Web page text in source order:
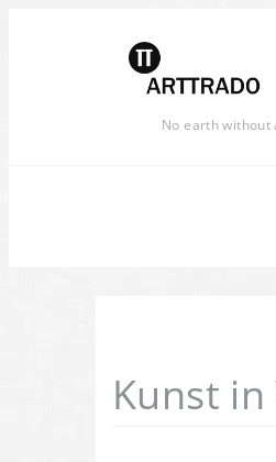
No earth without
Kunst